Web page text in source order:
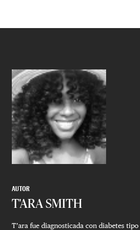
AUTOR
T'ARA SMITH
T’ara fue diagnosticada con diabetes